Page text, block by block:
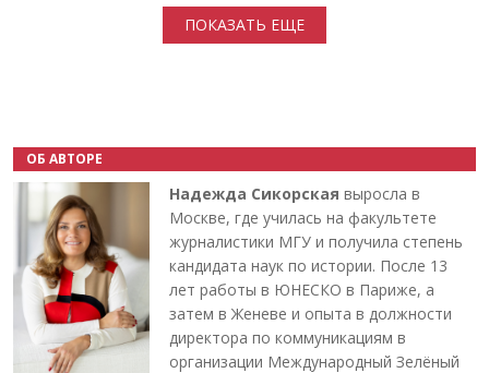
ПОКАЗАТЬ ЕЩЕ
ОБ АВТОРЕ
Надежда Сикорская выросла в
Москве, где училась на факультете
журналистики МГУ и получила степень
кандидата наук по истории. После 13
лет работы в ЮНЕСКО в Париже, а
затем в Женеве и опыта в должности
директора по коммуникациям в
организации Международный Зелёный